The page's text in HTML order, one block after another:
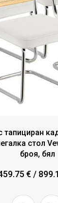
тапициран
стол
броя, бял
€ /